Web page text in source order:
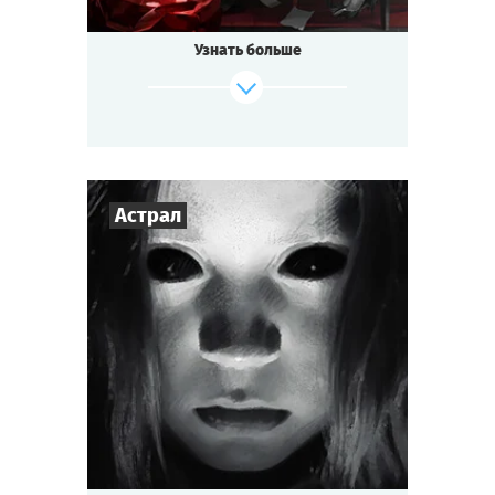
Cыграть Смотреть сценарий
Узнать больше
Астрал
Игроков -7
Время игры 1-1,5 ч.
Тематика Мистика
Тип квеста Мини-квестория